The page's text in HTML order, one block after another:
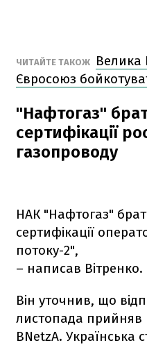
ЧИТАЙТЕ ТАКОЖ
Велика
Євросоюз
"Нафтогаз"
сертифікації
газопроводу
НАК "Нафтогаз"
сертифікації
потоку-2",
– написав Вітренко.
Він уточнив, що
листопада прийняв
BNetzA. Українська